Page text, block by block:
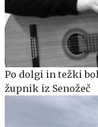
Po dolgi in težki
župnik iz Senožeč